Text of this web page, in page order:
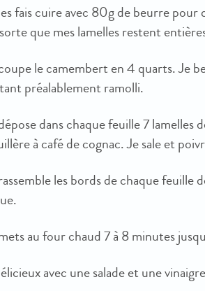
fais cuire avec 80g de beurre pour
que mes lamelles restent
le camembert en 4 quarts. Je
préalablement ramolli.
dans chaque feuille 7
à café de cognac. Je sale et
les bords de chaque
au four chaud 7 à 8 minutes
avec une salade et une